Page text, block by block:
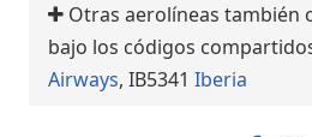
Otras aerolíneas también
bajo los códigos
Airways, IB5341 Iberia